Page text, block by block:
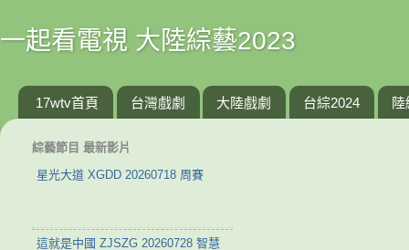
一起看電視 大陸綜藝2023
17wtv首頁 台灣戲劇 大陸戲劇 台綜2024 陸
綜藝節目 最新影片
星光大道 XGDD 20260718 周賽
這就是中國 ZJSZG 20260728 智慧